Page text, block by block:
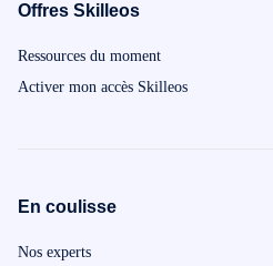
Offres Skilleos
Ressources du moment
Activer mon accès Skilleos
En coulisse
Nos experts